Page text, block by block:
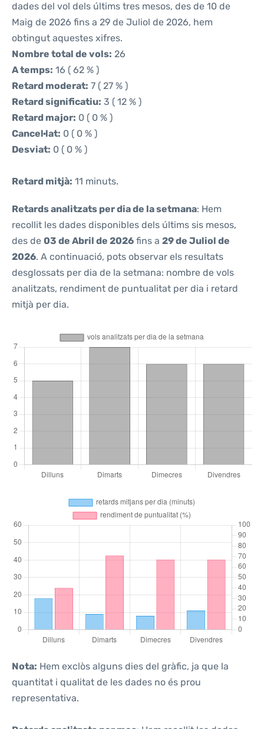
dades del vol dels últims tres mesos, des de 10 de
Maig de 2026 fins a 29 de Juliol de 2026, hem
obtingut aquestes xifres.
Nombre total de vols: 26
A temps: 16 ( 62 % )
Retard moderat: 7 ( 27 % )
Retard significatiu: 3 ( 12 % )
Retard major: 0 ( 0 % )
Cancel·lat: 0 ( 0 % )
Desviat: 0 ( 0 % )
Retard mitjà: 11 minuts.
Retards analitzats per dia de la setmana: Hem
recollit les dades disponibles dels últims sis mesos,
des de 03 de Abril de 2026 fins a 29 de Juliol de
2026. A continuació, pots observar els resultats
desglossats per dia de la setmana: nombre de vols
analitzats, rendiment de puntualitat per dia i retard
mitjà per dia.
Nota: Hem exclòs alguns dies del gràfic, ja que la
quantitat i qualitat de les dades no és prou
representativa.